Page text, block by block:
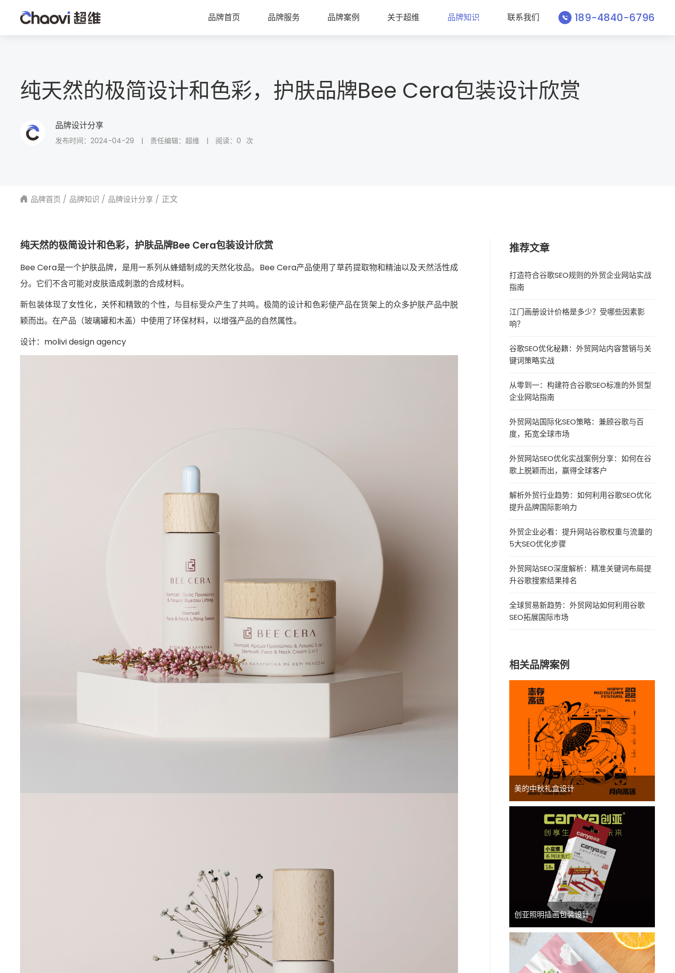
品牌首页 品牌服务 品牌案例 关于超维 品牌知识 联系我们 189-4840-6796
纯天然的极简设计和色彩，护肤品牌Bee Cera包装设计欣赏
品牌设计分享
发布时间：2024-04-29 | 责任编辑：超维 | 阅读：0 次
品牌首页 品牌知识 品牌设计分享 正文
纯天然的极简设计和色彩，护肤品牌Bee Cera包装设计欣赏
Bee Cera是一个护肤品牌，是用一系列从蜂蜡制成的天然化妆品。Bee Cera产品使用了草药提取物和精油以及天然活性成
分。它们不含可能对皮肤造成刺激的合成材料。
新包装体现了女性化，关怀和精致的个性，与目标受众产生了共鸣。极简的设计和色彩使产品在货架上的众多护肤产品中脱
颖而出。在产品（玻璃罐和木盖）中使用了环保材料，以增强产品的自然属性。
设计：molivi design agency
推荐文章
打造符合谷歌SEO规则的外贸企业网站实战
指南
江门画册设计价格是多少？受哪些因素影
响？
谷歌SEO优化秘籍：外贸网站内容营销与关
键词策略实战
从零到一：构建符合谷歌SEO标准的外贸型
企业网站指南
外贸网站国际化SEO策略：兼顾谷歌与百
度，拓宽全球市场
外贸网站SEO优化实战案例分享：如何在谷
歌上脱颖而出，赢得全球客户
解析外贸行业趋势：如何利用谷歌SEO优化
提升品牌国际影响力
外贸企业必看：提升网站谷歌权重与流量的
5大SEO优化步骤
外贸网站SEO深度解析：精准关键词布局提
升谷歌搜索结果排名
全球贸易新趋势：外贸网站如何利用谷歌
SEO拓展国际市场
相关品牌案例
美的中秋礼盒设计
创亚照明插画包装设计